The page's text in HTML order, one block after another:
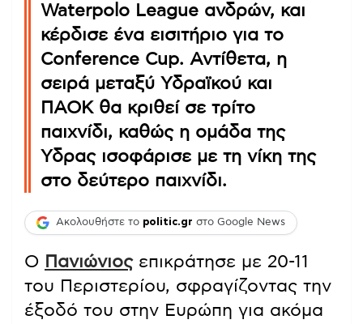
Waterpolo League ανδρών, και
κέρδισε ένα εισιτήριο για το
Conference Cup. Αντίθετα, η
σειρά μεταξύ Υδραϊκού και
ΠΑΟΚ θα κριθεί σε τρίτο
παιχνίδι, καθώς η ομάδα της
Υδρας ισοφάρισε με τη νίκη της
στο δεύτερο παιχνίδι.
Ακολουθήστε το politic.gr στο Google News
Ο Πανιώνιοςεπικράτησε με 20-11
του Περιστερίου, σφραγίζοντας την
έξοδό του στην Ευρώπη για ακόμα